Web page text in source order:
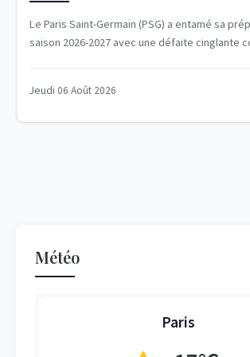
Le Paris Saint-Germain (PSG) a entamé sa
saison 2026-2027 avec une défaite cinglante
Jeudi 06 Août 2026
Météo
Paris